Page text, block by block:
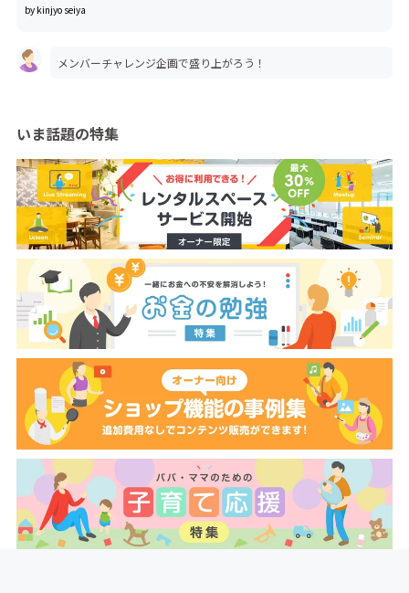
by kinjyo seiya
メンバーチャレンジ企画で盛り上がろう！
いま話題の特集